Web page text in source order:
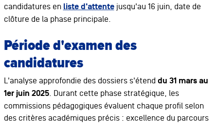
candidatures enliste d'attentejusqu'au 16 juin, date de
clôture de la phase principale.
Période d'examen des
candidatures
L'analyse approfondie des dossiers s'étend du 31 mars au
1er juin 2025. Durant cette phase stratégique, les
commissions pédagogiques évaluent chaque profil selon
des critères académiques précis : excellence du parcours